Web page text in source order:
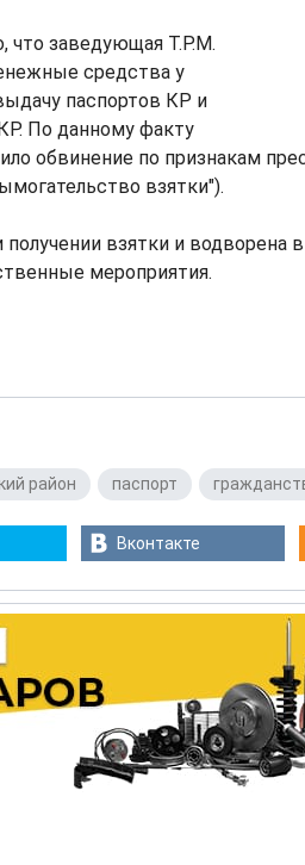
что заведующая Т.Р.М.
средства у
паспортов КР и
По данному факту
обвинение по признакам
взятки").
получении взятки и водворена
мероприятия.
район паспорт
Вконтакте